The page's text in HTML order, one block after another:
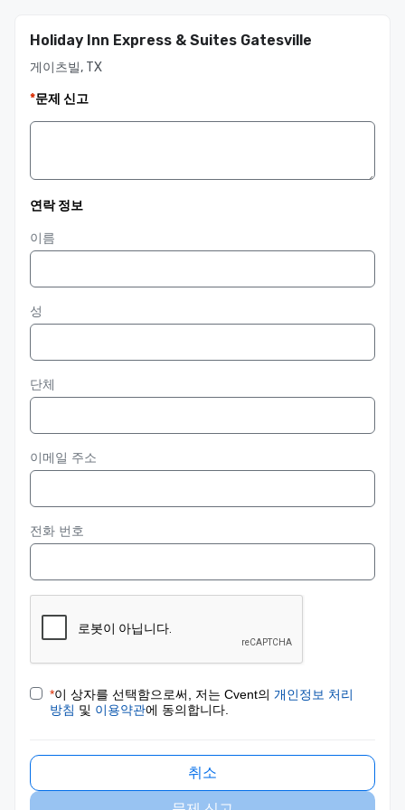
Holiday Inn Express & Suites Gatesville
게이츠빌, TX
*문제 신고
연락 정보
이름
성
단체
이메일 주소
전화 번호
*이 상자를 선택함으로써, 저는 Cvent의 개인정보 처리
방침 및 이용약관에 동의합니다.
취소